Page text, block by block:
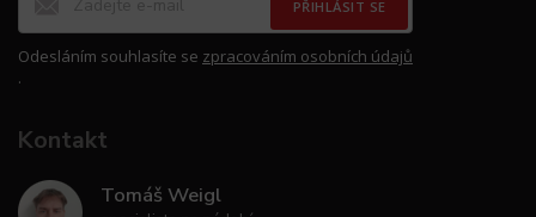
PŘIHLÁSIT SE
Odesláním souhlasíte se zpracováním osobních údajů
.
Kontakt
Tomáš Weigl